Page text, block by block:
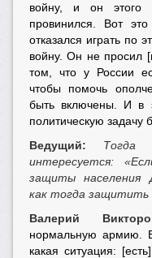
войну, и он
провинился. Вот
отказался играть по
войну. Он не просил
том, что у России
чтобы помочь
быть включены. И в
политическую задачу
Ведущий:
Тогда
интересуется:
защиты населения
как тогда защитить
Валерий
нормальную армию.
какая ситуация: